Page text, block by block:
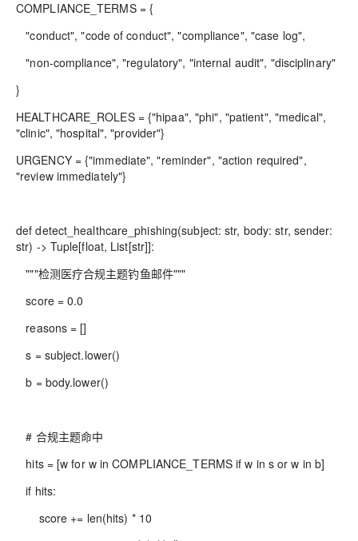
COMPLIANCE_TERMS = {
"conduct", "code of conduct", "compliance", "case log",
"non‑compliance", "regulatory", "internal audit", "disciplinary"
}
HEALTHCARE_ROLES = {"hipaa", "phi", "patient", "medical",
"clinic", "hospital", "provider"}
URGENCY = {"immediate", "reminder", "action required",
"review immediately"}
def detect_healthcare_phishing(subject: str, body: str, sender:
str) -> Tuple[float, List[str]]:
"""检测医疗合规主题钓鱼邮件"""
score = 0.0
reasons = []
s = subject.lower()
b = body.lower()
# 合规主题命中
hits = [w for w in COMPLIANCE_TERMS if w in s or w in b]
if hits:
score += len(hits) * 10